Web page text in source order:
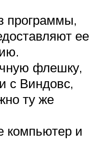
программы,
ее
флешку,
с Виндовс,
ту же
компьютер и